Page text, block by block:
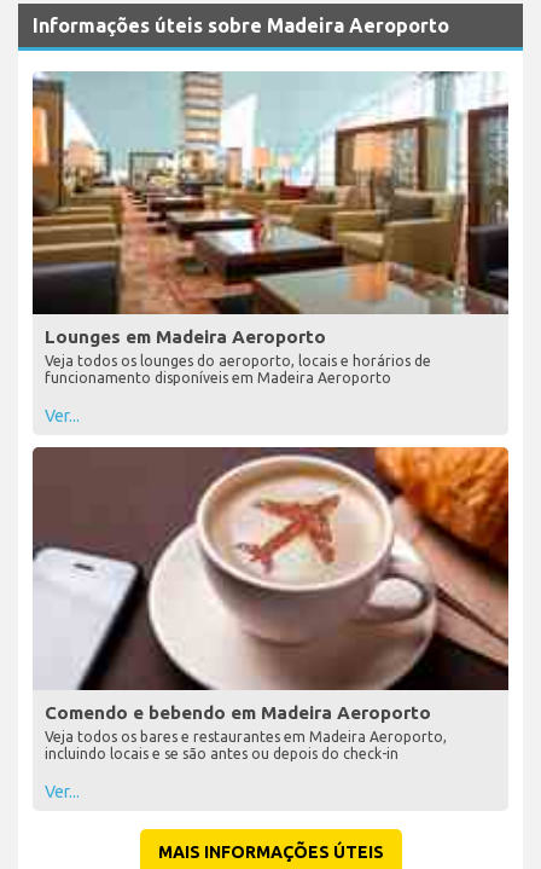
Informações úteis sobre Madeira Aeroporto
Lounges em Madeira Aeroporto
Veja todos os lounges do aeroporto, locais e horários de
funcionamento disponíveis em Madeira Aeroporto
Ver...
Comendo e bebendo em Madeira Aeroporto
Veja todos os bares e restaurantes em Madeira Aeroporto,
incluindo locais e se são antes ou depois do check-in
Ver...
MAIS INFORMAÇÕES ÚTEIS